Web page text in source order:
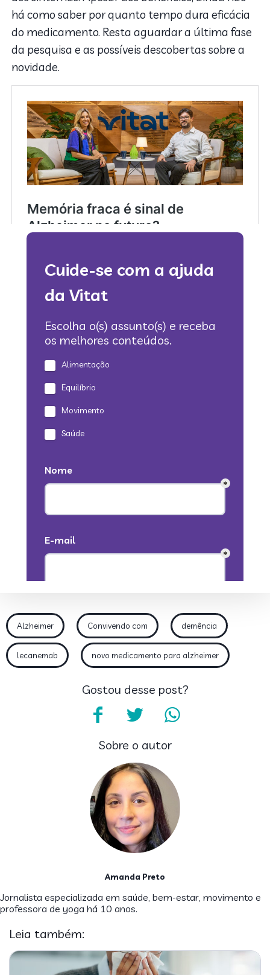
há como saber por quanto tempo dura eficácia
do medicamento. Resta aguardar a última fase
da pesquisa e as possíveis descobertas sobre a
novidade.
Alzheimer Convivendo com demência
lecanemab novo medicamento para alzheimer
Gostou desse post?
Sobre o autor
Amanda Preto
Jornalista especializada em saúde, bem-estar, movimento e
professora de yoga há 10 anos.
Leia também: